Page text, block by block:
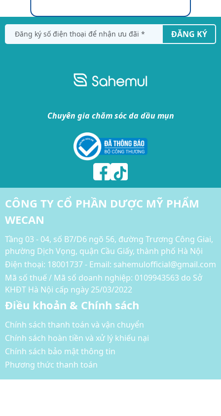
ĐĂNG KÝ
Chuyên gia chăm sóc da dầu mụn
CÔNG TY CỔ PHẦN DƯỢC MỸ PHẨM
WECAN
Tầng 03 - 04, số B7/D6 ngõ 56, đường Trương Công Giai,
phường Dịch Vọng, quận Cầu Giấy, thành phố Hà Nội
Điện thoại: 18001737 - Email: sahemulofficial@gmail.com
Mã số thuế / Mã số doanh nghiệp: 0109943563 do Sở
KHĐT Hà Nội cấp ngày 25/03/2022
Điều khoản & Chính sách
Chính sách thanh toán và vận chuyển
Chính sách hoàn tiền và xử lý khiếu nại
Chính sách bảo mật thông tin
Phương thức thanh toán